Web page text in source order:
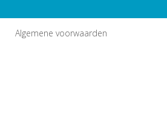
Algemene voorwaarden